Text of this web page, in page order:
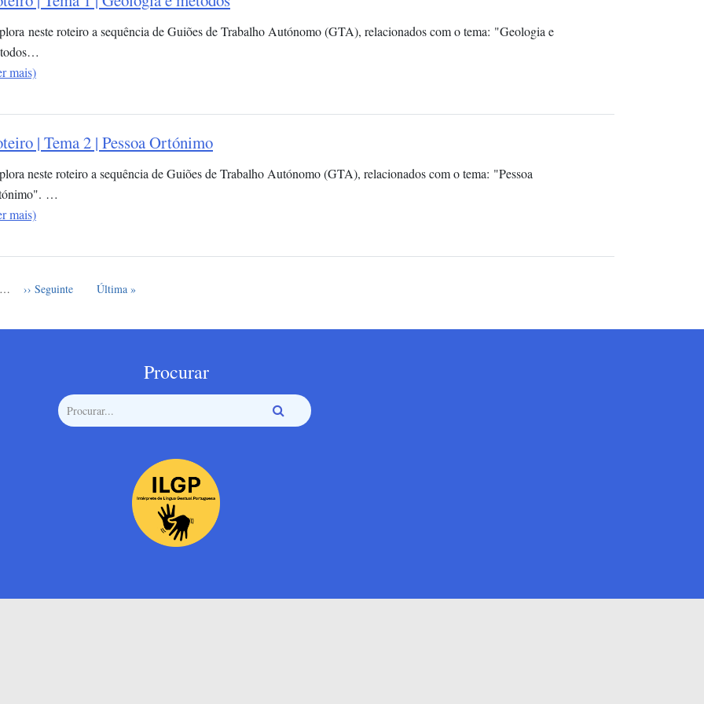
neste roteiro a sequência de Guiões de Trabalho Autónomo (GTA), relacionados com o tema: "Geologia e
mais)
| Tema 2 | Pessoa Ortónimo
neste roteiro a sequência de Guiões de Trabalho Autónomo (GTA), relacionados com o tema: "Pessoa
…
mais)
… Próxima página
›› Seguinte Última página
Última »
Procurar